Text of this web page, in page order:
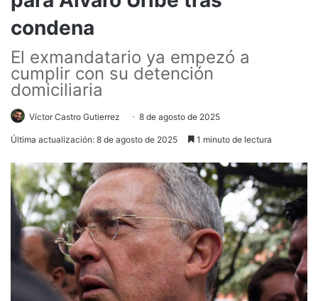
condena
El exmandatario ya empezó a
cumplir con su detención
domiciliaria
Víctor Castro Gutierrez 8 de agosto de 2025
Última actualización: 8 de agosto de 2025 1 minuto de lectura